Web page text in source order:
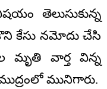
తెలుసుకున్న
కేసు నమోదు చేసి
మృతి వార్త విన్న
మునిగారు.